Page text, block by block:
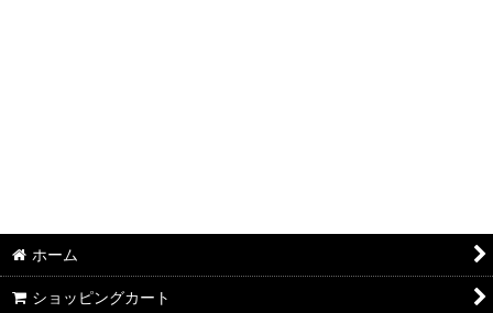
ホーム
ショッピングカート